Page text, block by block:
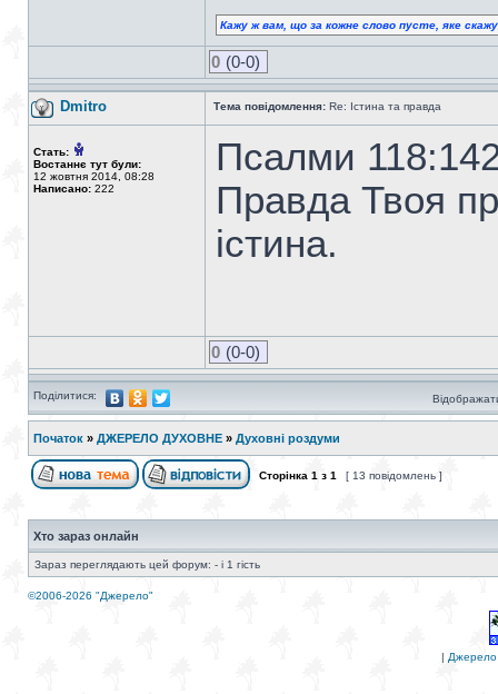
Кажу ж вам, що за кожне слово пусте, яке
0 (0-0)
Dmitro Тема повідомлення: Re: Істина та правда
Стать:
Востаннє тут були:
12 жовтня 2014, 08:28
Написано: 222
Псалми
Правда Твоя
істина.
0 (0-0)
Поділитися:
Початок » ДЖЕРЕЛО ДУХОВНЕ » Духовні роздуми
Сторінка 1 з 1 [ 13 повідомлень ]
Хто зараз онлайн
Зараз переглядають цей форум: - і 1 гість
©2006-2026 "Джерело"
| Джерело